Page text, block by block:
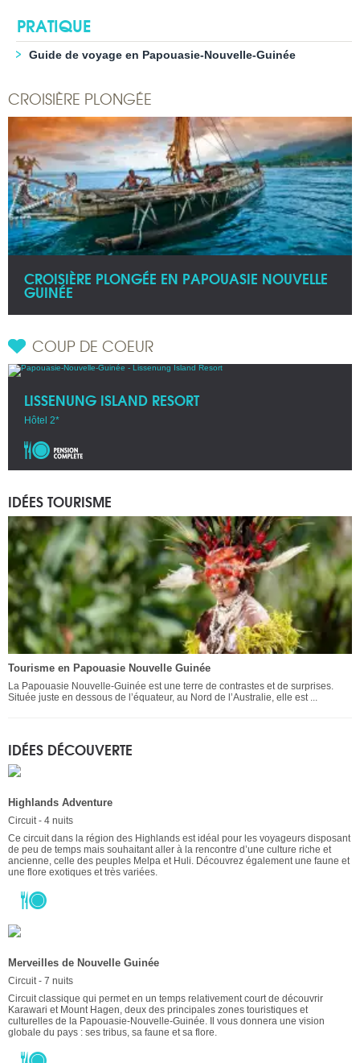
PRATIQUE
Guide de voyage en Papouasie-Nouvelle-Guinée
CROISIÈRE PLONGÉE
CROISIÈRE PLONGÉE EN PAPOUASIE NOUVELLE
GUINÉE
COUP DE COEUR
LISSENUNG ISLAND RESORT
Hôtel 2*
IDÉES TOURISME
Tourisme en Papouasie Nouvelle Guinée
La Papouasie Nouvelle-Guinée est une terre de contrastes et de surprises.
Située juste en dessous de l’équateur, au Nord de l’Australie, elle est ...
IDÉES DÉCOUVERTE
Highlands Adventure
Circuit - 4 nuits
Ce circuit dans la région des Highlands est idéal pour les voyageurs disposant
de peu de temps mais souhaitant aller à la rencontre d’une culture riche et
ancienne, celle des peuples Melpa et Huli. Découvrez également une faune et
une flore exotiques et très variées.
Merveilles de Nouvelle Guinée
Circuit - 7 nuits
Circuit classique qui permet en un temps relativement court de découvrir
Karawari et Mount Hagen, deux des principales zones touristiques et
culturelles de la Papouasie-Nouvelle-Guinée. Il vous donnera une vision
globale du pays : ses tribus, sa faune et sa flore.